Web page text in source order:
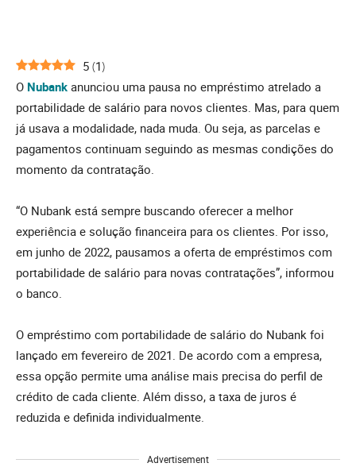
5 (1)
O Nubank anunciou uma pausa no empréstimo atrelado a
portabilidade de salário para novos clientes. Mas, para quem
já usava a modalidade, nada muda. Ou seja, as parcelas e
pagamentos continuam seguindo as mesmas condições do
momento da contratação.
“O Nubank está sempre buscando oferecer a melhor
experiência e solução financeira para os clientes. Por isso,
em junho de 2022, pausamos a oferta de empréstimos com
portabilidade de salário para novas contratações”, informou
o banco.
O empréstimo com portabilidade de salário do Nubank foi
lançado em fevereiro de 2021. De acordo com a empresa,
essa opção permite uma análise mais precisa do perfil de
crédito de cada cliente. Além disso, a taxa de juros é
reduzida e definida individualmente.
Advertisement